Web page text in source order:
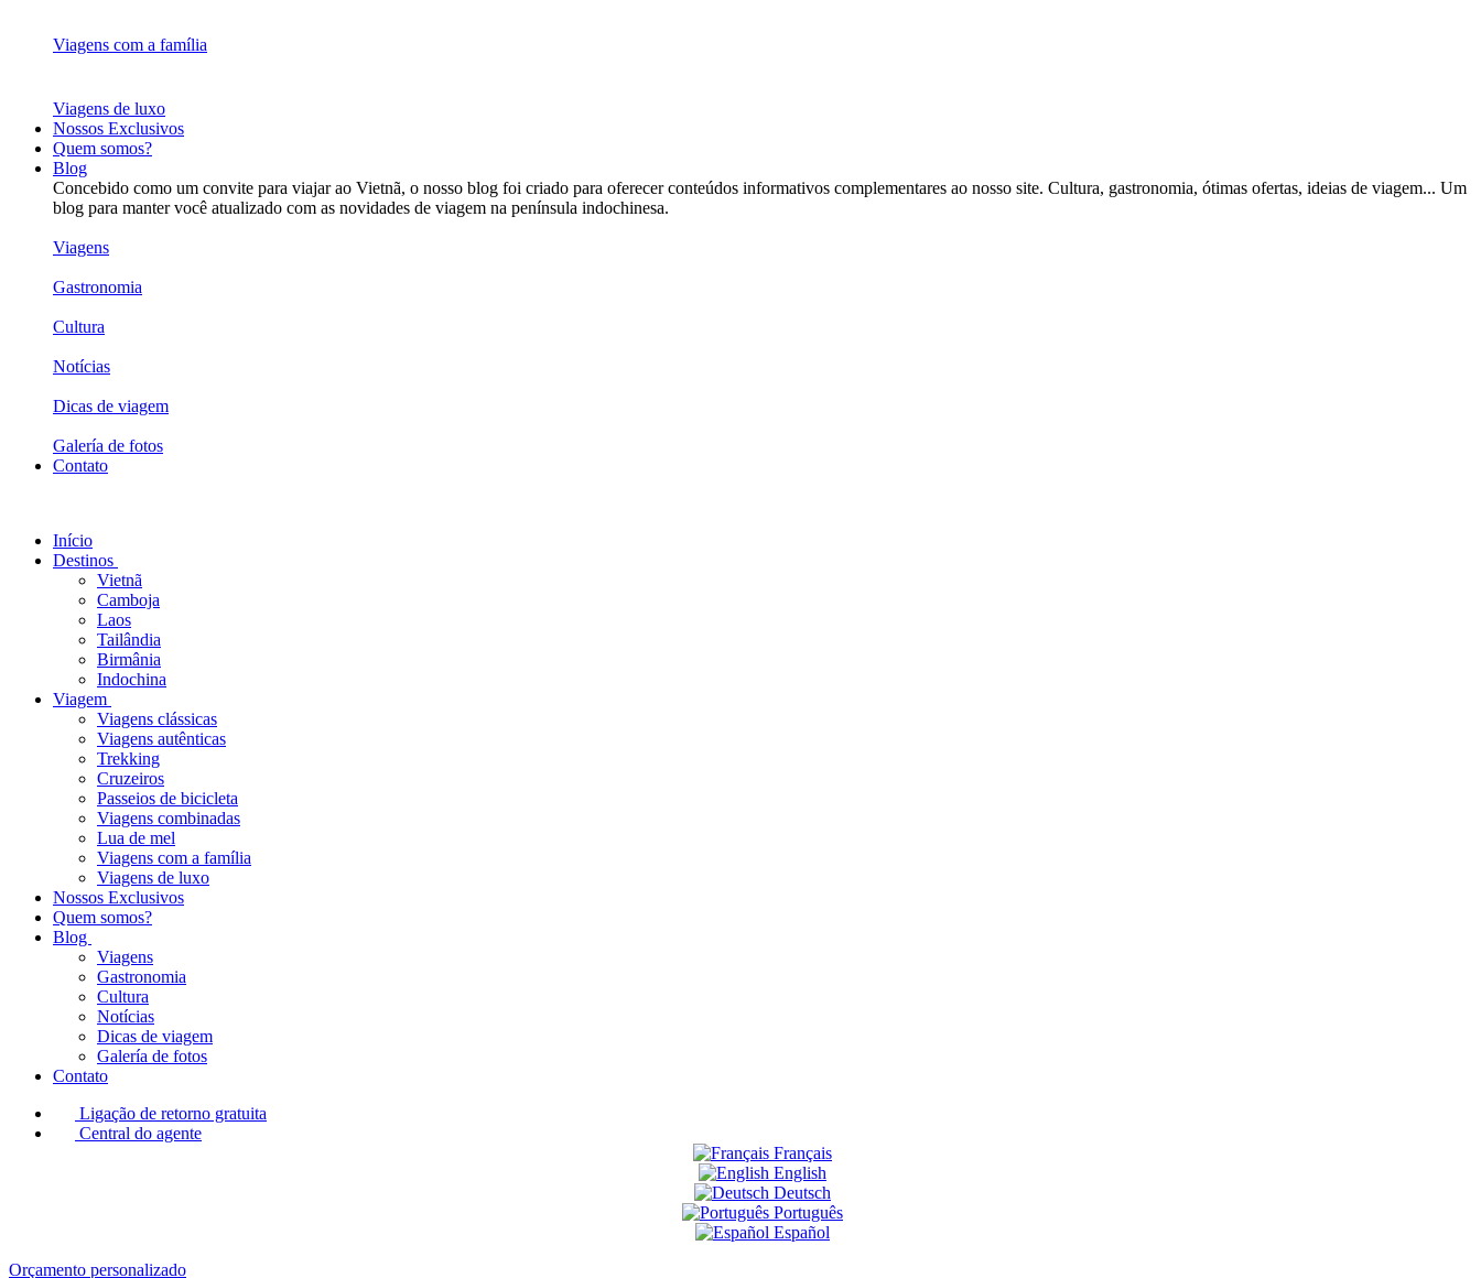
Viagens com a família
Viagens de luxo
Nossos Exclusivos
Quem somos?
Blog
Concebido como um convite para viajar ao Vietnã, o nosso blog foi criado para oferecer conteúdos informativos complementares ao nosso site. Cultura, gastronomia, ótimas ofertas, ideias de viagem... Um
blog para manter você atualizado com as novidades de viagem na península indochinesa.
Viagens
Gastronomia
Cultura
Notícias
Dicas de viagem
Galería de fotos
Contato
Início
Destinos
Vietnã
Camboja
Laos
Tailândia
Birmânia
Indochina
Viagem
Viagens clássicas
Viagens autênticas
Trekking
Cruzeiros
Passeios de bicicleta
Viagens combinadas
Lua de mel
Viagens com a família
Viagens de luxo
Nossos Exclusivos
Quem somos?
Blog
Viagens
Gastronomia
Cultura
Notícias
Dicas de viagem
Galería de fotos
Contato
Ligação de retorno gratuita
Central do agente
Français
English
Deutsch
Português
Español
Orçamento personalizado